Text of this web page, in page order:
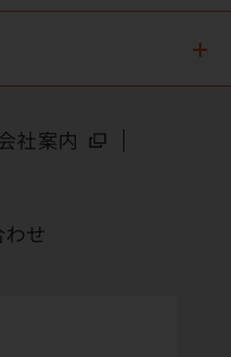
社案内
わせ